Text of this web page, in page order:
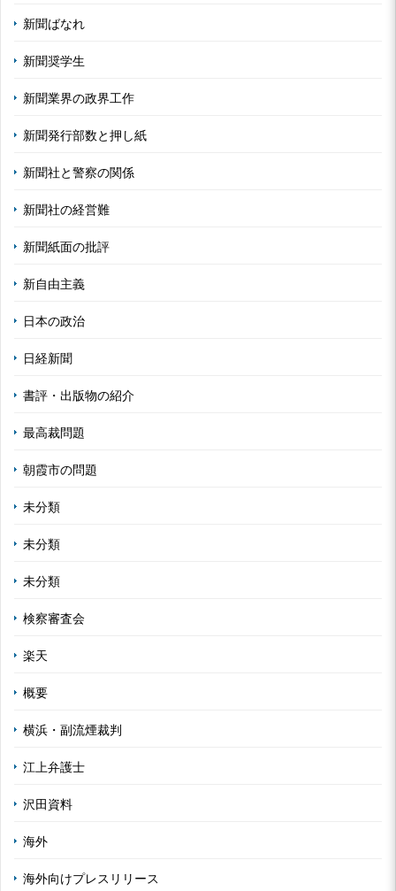
新聞ばなれ
新聞奨学生
新聞業界の政界工作
新聞発行部数と押し紙
新聞社と警察の関係
新聞社の経営難
新聞紙面の批評
新自由主義
日本の政治
日経新聞
書評・出版物の紹介
最高裁問題
朝霞市の問題
未分類
未分類
未分類
検察審査会
楽天
概要
横浜・副流煙裁判
江上弁護士
沢田資料
海外
海外向けプレスリリース